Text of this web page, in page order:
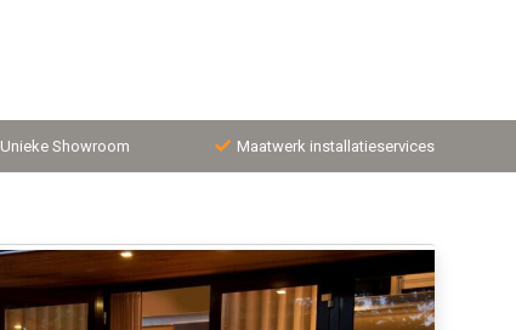
Unieke Showroom Maatwerk installatieservices